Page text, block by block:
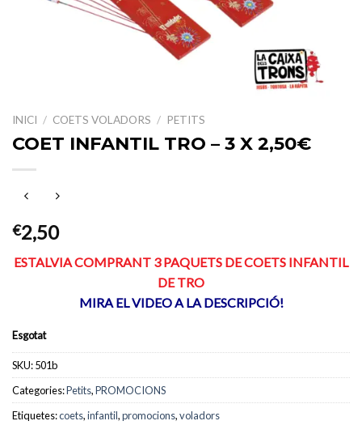
INICI / COETS VOLADORS / PETITS
COET INFANTIL TRO – 3 X 2,50€
€2,50
ESTALVIA COMPRANT 3 PAQUETS DE COETS INFANTIL
DE TRO
MIRA EL VIDEO A LA DESCRIPCIÓ!
Esgotat
SKU:501b
Categories:Petits,PROMOCIONS
Etiquetes:coets,infantil,promocions,voladors